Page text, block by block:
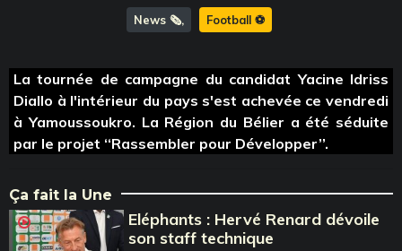
News 🗞️ Football ⚽️
La tournée de campagne du candidat Yacine Idriss
Diallo à l'intérieur du pays s'est achevée ce vendredi
à Yamoussoukro. La Région du Bélier a été séduite
par le projet ‘‘Rassembler pour Développer’’.
Ça fait la Une
Eléphants : Hervé Renard dévoile
son staff technique